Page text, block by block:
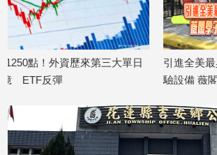
術
／
文
創
／
電
科
日
引進全美最具創新力大學頂尖師資與實
驗設備 薇閣學子跨越學科邊界展現強大
2026/08/03